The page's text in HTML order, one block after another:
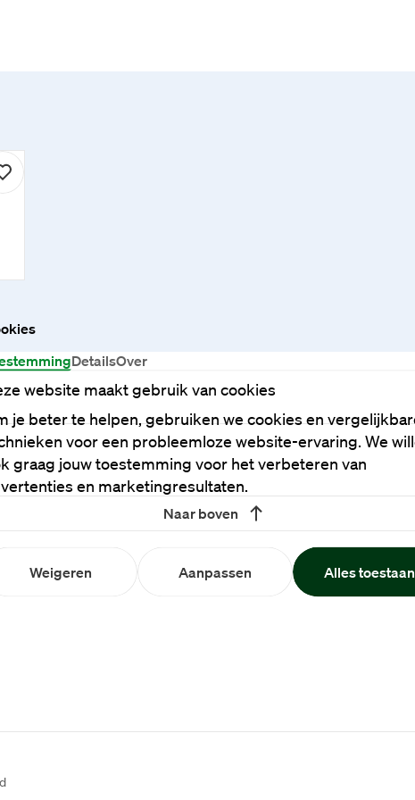
DetailsOver
website maakt gebruik van cookies
je beter te helpen, gebruiken we cookies en
voor een probleemloze website-ervaring. We
graag jouw toestemming voor het verbeteren van
en marketingresultaten.
Weigeren Aanpassen Alles toestaan
Naar boven